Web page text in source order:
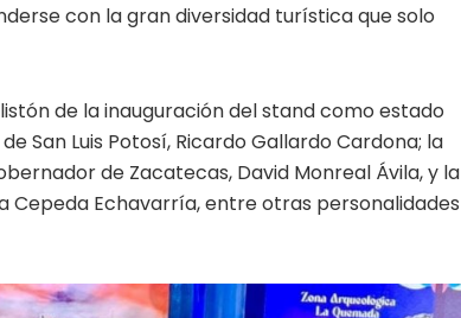
con la gran diversidad turística que solo
de la inauguración del stand como estado
San Luis Potosí, Ricardo Gallardo Cardona; la
de Zacatecas, David Monreal Ávila, y la
Cepeda Echavarría, entre otras personalidades